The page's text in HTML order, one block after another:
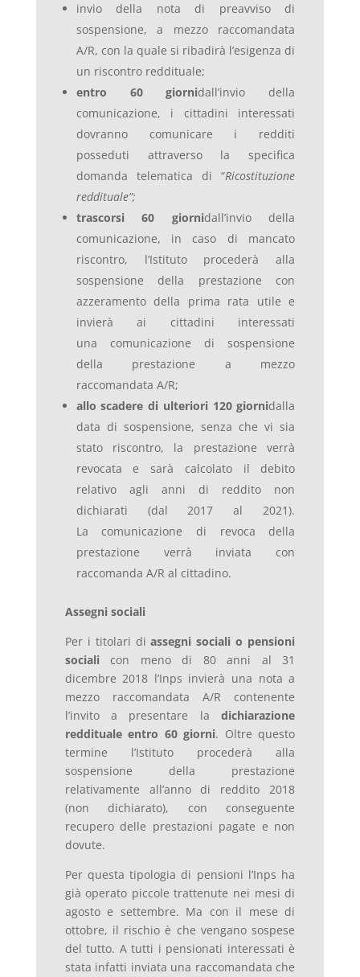
invio della nota di preavviso di
sospensione, a mezzo raccomandata
A/R, con la quale si ribadirà l’esigenza di
un riscontro reddituale;
entro 60 giornidall’invio della
comunicazione, i cittadini interessati
dovranno comunicare i redditi
posseduti attraverso la specifica
domanda telematica di “Ricostituzione
reddituale”;
trascorsi 60 giornidall’invio della
comunicazione, in caso di mancato
riscontro, l’Istituto procederà alla
sospensione della prestazione con
azzeramento della prima rata utile e
invierà ai cittadini interessati
una comunicazione di sospensione
della prestazione a mezzo
raccomandata A/R;
allo scadere di ulteriori 120 giornidalla
data di sospensione, senza che vi sia
stato riscontro, la prestazione verrà
revocata e sarà calcolato il debito
relativo agli anni di reddito non
dichiarati (dal 2017 al 2021).
La comunicazione di revoca della
prestazione verrà inviata con
raccomanda A/R al cittadino.
Assegni sociali
Per i titolari diassegni sociali o pensioni
sociali con meno di
80 anni al 31
dicembre 2018 l’Inps invierà una nota a
mezzo raccomandata A/R contenente
l’invito a presentare ladichiarazione
reddituale entro 60 giorni. Oltre questo
termine l’Istituto procederà alla
sospensione della prestazione
relativamente all’anno di reddito 2018
(non dichiarato), con conseguente
recupero delle prestazioni pagate e non
dovute.
Per questa tipologia di pensioni l’Inps ha
già operato piccole trattenute nei mesi di
agosto e settembre. Ma con il mese di
ottobre, il rischio è che vengano sospese
del tutto. A tutti i pensionati interessati è
stata infatti inviata una raccomandata che